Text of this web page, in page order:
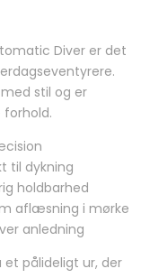
Diver er det
stil og er
til dykning
holdbarhed
aflæsning i mørke
anledning
et pålideligt ur, der